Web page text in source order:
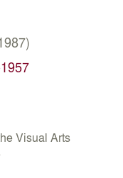
Visual Arts